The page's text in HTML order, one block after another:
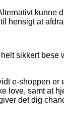
kunne
hensigt at
sikkert
e-shoppen
love, samt at
det dig